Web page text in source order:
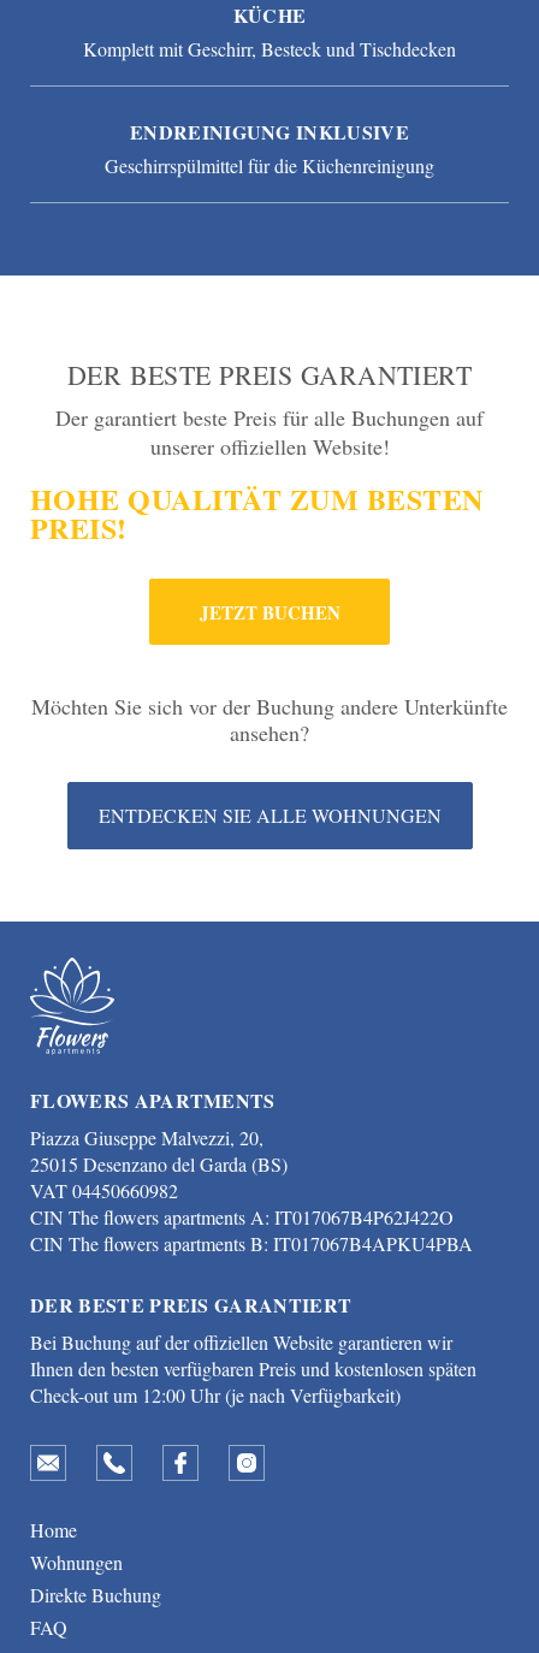
KÜCHE
Komplett mit Geschirr, Besteck und Tischdecken
ENDREINIGUNG INKLUSIVE
Geschirrspülmittel für die Küchenreinigung
DER BESTE PREIS GARANTIERT
Der garantiert beste Preis für alle Buchungen auf
unserer offiziellen Website!
HOHE QUALITÄT ZUM BESTEN
PREIS!
JETZT BUCHEN
Möchten Sie sich vor der Buchung andere Unterkünfte
ansehen?
ENTDECKEN SIE ALLE WOHNUNGEN
FLOWERS APARTMENTS
Piazza Giuseppe Malvezzi, 20,
25015 Desenzano del Garda (BS)
VAT 04450660982
CIN The flowers apartments A: IT017067B4P62J422O
CIN The flowers apartments B: IT017067B4APKU4PBA
DER BESTE PREIS GARANTIERT
Bei Buchung auf der offiziellen Website garantieren wir
Ihnen den besten verfügbaren Preis und kostenlosen späten
Check-out um 12:00 Uhr (je nach Verfügbarkeit)
Home
Wohnungen
Direkte Buchung
FAQ